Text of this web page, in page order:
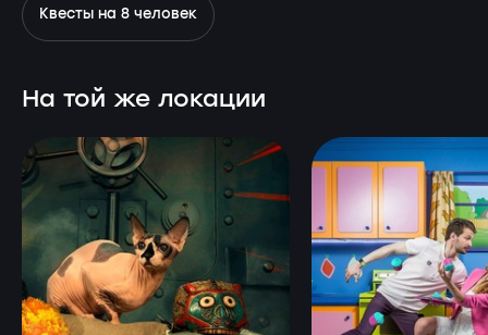
Квесты на 8 человек
На той же локации